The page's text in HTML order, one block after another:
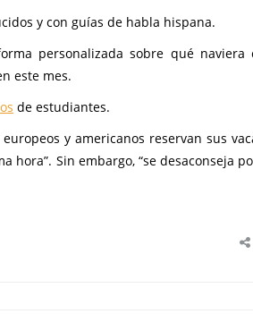
y con guías de habla hispana.
personalizada sobre qué naviera
este mes.
de estudiantes.
europeos y americanos reservan sus
hora”. Sin embargo, “se desaconseja